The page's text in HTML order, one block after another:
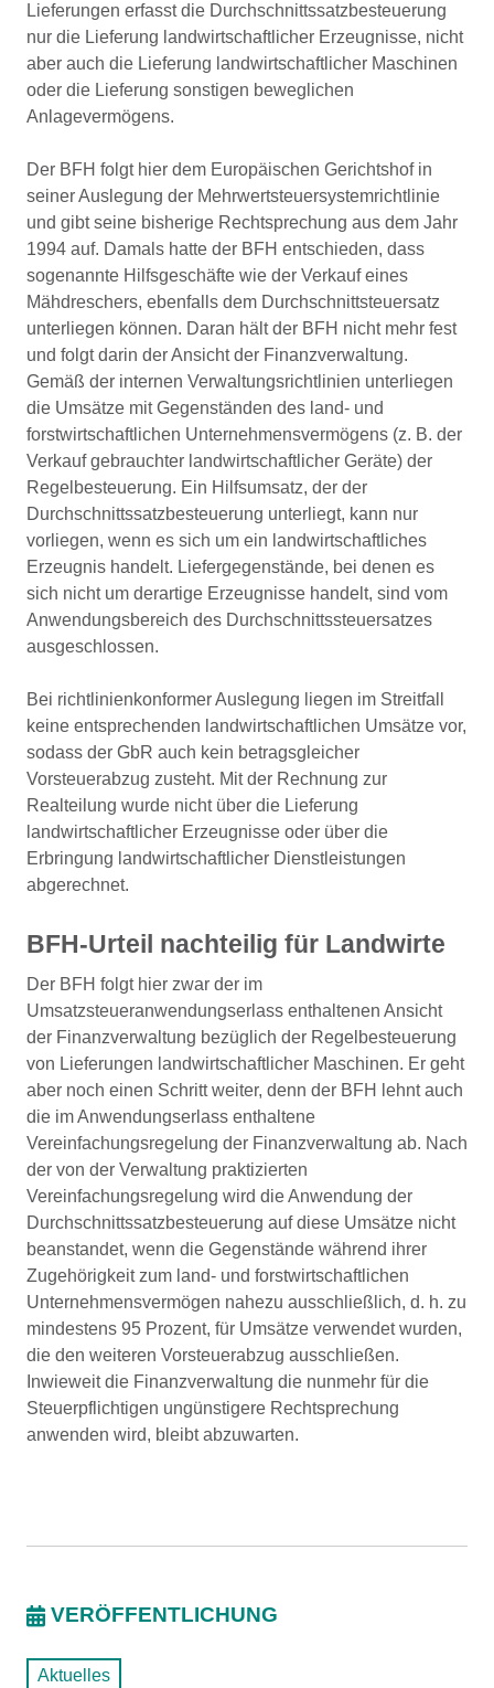
Lieferungen erfasst die Durchschnittssatzbesteuerung
nur die Lieferung landwirtschaftlicher Erzeugnisse, nicht
aber auch die Lieferung landwirtschaftlicher Maschinen
oder die Lieferung sonstigen beweglichen
Anlagevermögens.
Der BFH folgt hier dem Europäischen Gerichtshof in
seiner Auslegung der Mehrwertsteuersystemrichtlinie
und gibt seine bisherige Rechtsprechung aus dem Jahr
1994 auf. Damals hatte der BFH entschieden, dass
sogenannte Hilfsgeschäfte wie der Verkauf eines
Mähdreschers, ebenfalls dem Durchschnittsteuersatz
unterliegen können. Daran hält der BFH nicht mehr fest
und folgt darin der Ansicht der Finanzverwaltung.
Gemäß der internen Verwaltungsrichtlinien unterliegen
die Umsätze mit Gegenständen des land- und
forstwirtschaftlichen Unternehmensvermögens (z. B. der
Verkauf gebrauchter landwirtschaftlicher Geräte) der
Regelbesteuerung. Ein Hilfsumsatz, der der
Durchschnittssatzbesteuerung unterliegt, kann nur
vorliegen, wenn es sich um ein landwirtschaftliches
Erzeugnis handelt. Liefergegenstände, bei denen es
sich nicht um derartige Erzeugnisse handelt, sind vom
Anwendungsbereich des Durchschnittssteuersatzes
ausgeschlossen.
Bei richtlinienkonformer Auslegung liegen im Streitfall
keine entsprechenden landwirtschaftlichen Umsätze vor,
sodass der GbR auch kein betragsgleicher
Vorsteuerabzug zusteht. Mit der Rechnung zur
Realteilung wurde nicht über die Lieferung
landwirtschaftlicher Erzeugnisse oder über die
Erbringung landwirtschaftlicher Dienstleistungen
abgerechnet.
BFH-Urteil nachteilig für Landwirte
Der BFH folgt hier zwar der im
Umsatzsteueranwendungserlass enthaltenen Ansicht
der Finanzverwaltung bezüglich der Regelbesteuerung
von Lieferungen landwirtschaftlicher Maschinen. Er geht
aber noch einen Schritt weiter, denn der BFH lehnt auch
die im Anwendungserlass enthaltene
Vereinfachungsregelung der Finanzverwaltung ab. Nach
der von der Verwaltung praktizierten
Vereinfachungsregelung wird die Anwendung der
Durchschnittssatzbesteuerung auf diese Umsätze nicht
beanstandet, wenn die Gegenstände während ihrer
Zugehörigkeit zum land- und forstwirtschaftlichen
Unternehmensvermögen nahezu ausschließlich, d. h. zu
mindestens 95 Prozent, für Umsätze verwendet wurden,
die den weiteren Vorsteuerabzug ausschließen.
Inwieweit die Finanzverwaltung die nunmehr für die
Steuerpflichtigen ungünstigere Rechtsprechung
anwenden wird, bleibt abzuwarten.
VERÖFFENTLICHUNG
Aktuelles